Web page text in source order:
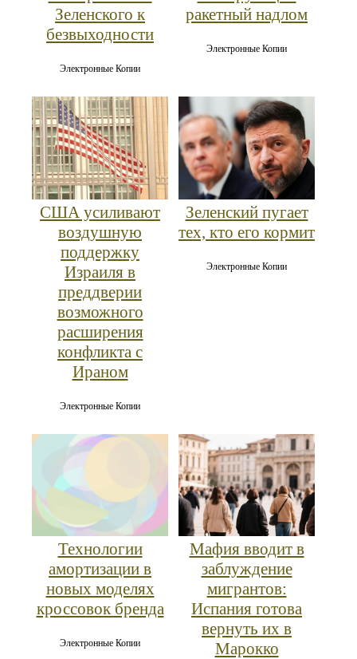
Зеленского к
безвыходности
Электронные Копии
ракетный надлом
Электронные Копии
США усиливают
воздушную
поддержку
Израиля в
преддверии
возможного
расширения
конфликта с
Ираном
Электронные Копии
Зеленский пугает
тех, кто его кормит
Электронные Копии
Технологии
амортизации в
новых моделях
кроссовок бренда
Электронные Копии
Мафия вводит в
заблуждение
мигрантов:
Испания готова
вернуть их в
Марокко